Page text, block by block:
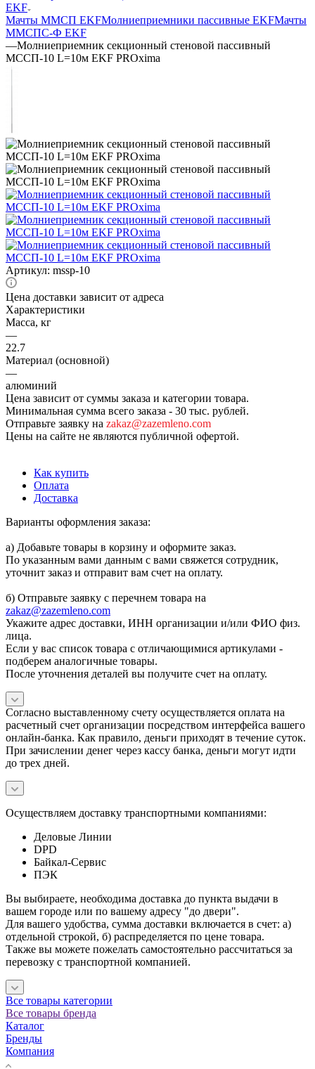
EKF
Мачты ММСП EKFМолниеприемники пассивные EKFМачты
ММСПС-Ф EKF
—Молниеприемник секционный стеновой пассивный
МССП-10 L=10м EKF PROxima
Артикул: mssp-10
Цена доставки зависит от адреса
Характеристики
Масса, кг
—
22.7
Материал (основной)
—
алюминий
Цена зависит от суммы заказа и категории товара.
Минимальная сумма всего заказа - 30 тыс. рублей.
Отправьте заявку на zakaz@zazemleno.com
Цены на сайте не являются публичной офертой.
Как купить
Оплата
Доставка
Варианты оформления заказа:
а) Добавьте товары в корзину и оформите заказ.
По указанным вами данным с вами свяжется сотрудник,
уточнит заказ и отправит вам счет на оплату.
б) Отправьте заявку с перечнем товара на
zakaz@zazemleno.com
Укажите адрес доставки, ИНН организации и/или ФИО физ.
лица.
Если у вас список товара с отличающимися артикулами -
подберем аналогичные товары.
После уточнения деталей вы получите счет на оплату.
Согласно выставленному счету осуществляется оплата на
расчетный счет организации посредством интерфейса вашего
онлайн-банка. Как правило, деньги приходят в течение суток.
При зачислении денег через кассу банка, деньги могут идти
до трех дней.
Осуществляем доставку транспортными компаниями:
Деловые Линии
DPD
Байкал-Сервис
ПЭК
Вы выбираете, необходима доставка до пункта выдачи в
вашем городе или по вашему адресу "до двери".
Для вашего удобства, сумма доставки включается в счет: а)
отдельной строкой, б) распределяется по цене товара.
Также вы можете пожелать самостоятельно рассчитаться за
перевозку с транспортной компанией.
Все товары категории
Все товары бренда
Каталог
Бренды
Компания